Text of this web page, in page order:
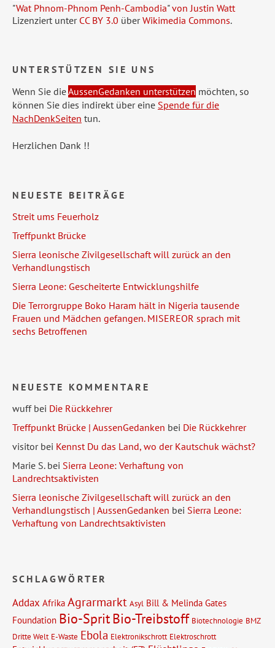
"Wat Phnom-Phnom Penh-Cambodia"von Justin Watt
Lizenziert unter CC BY 3.0 überWikimedia Commons.
UNTERSTÜTZEN SIE UNS
Wenn Sie dieAussenGedanken unterstützen möchten, so
können Sie dies indirekt über eine Spende für die
NachDenkSeiten tun.
Herzlichen Dank !!
NEUESTE BEITRÄGE
Streit ums Feuerholz
Treffpunkt Brücke
Sierra leonische Zivilgesellschaft will zurück an den
Verhandlungstisch
Sierra Leone: Gescheiterte Entwicklungshilfe
Die Terrorgruppe Boko Haram hält in Nigeria tausende
Frauen und Mädchen gefangen. MISEREOR sprach mit
sechs Betroffenen
NEUESTE KOMMENTARE
wuffbei Die Rückkehrer
Treffpunkt Brücke | AussenGedanken bei Die Rückkehrer
visitorbei Kennst Du das Land, wo der Kautschuk wächst?
Marie S.bei Sierra Leone: Verhaftung von
Landrechtsaktivisten
Sierra leonische Zivilgesellschaft will zurück an den
Verhandlungstisch | AussenGedanken bei Sierra Leone:
Verhaftung von Landrechtsaktivisten
SCHLAGWÖRTER
Addax Afrika Agrarmarkt Asyl Bill & Melinda Gates
Foundation Bio-SpritBio-Treibstoff Biotechnologie BMZ
Dritte Welt E-Waste Ebola Elektronikschrott Elektroschrott